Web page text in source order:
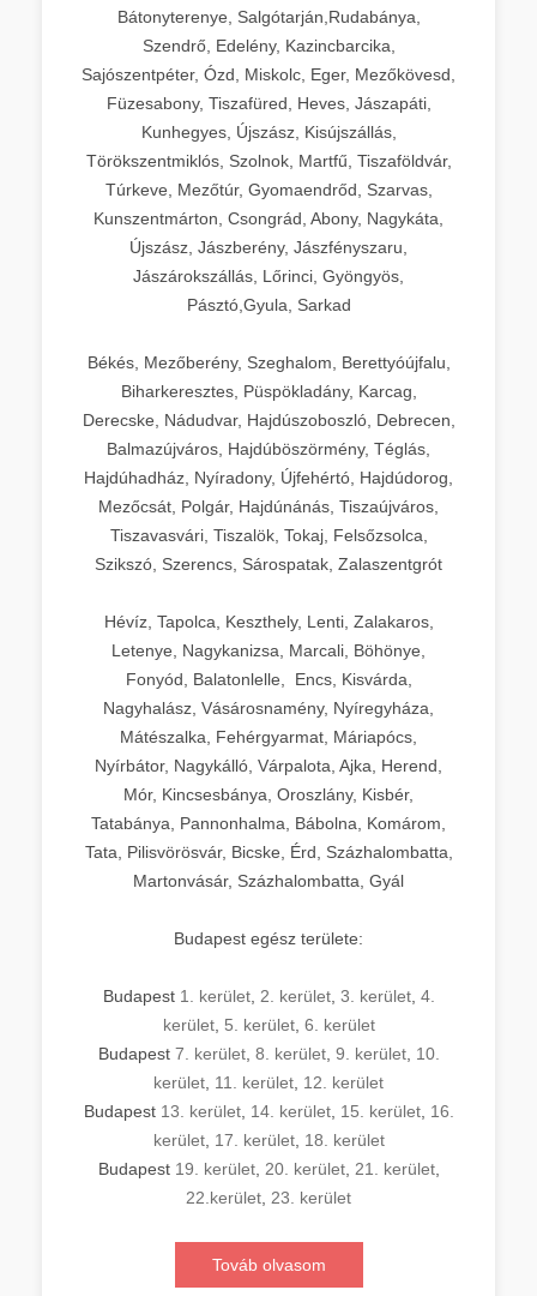
Bátonyterenye, Salgótarján,Rudabánya,
Szendrő, Edelény, Kazincbarcika,
Sajószentpéter, Ózd, Miskolc, Eger, Mezőkövesd,
Füzesabony, Tiszafüred, Heves, Jászapáti,
Kunhegyes, Újszász, Kisújszállás,
Törökszentmiklós, Szolnok, Martfű, Tiszaföldvár,
Túrkeve, Mezőtúr, Gyomaendrőd, Szarvas,
Kunszentmárton, Csongrád, Abony, Nagykáta,
Újszász, Jászberény, Jászfényszaru,
Jászárokszállás, Lőrinci, Gyöngyös,
Pásztó,Gyula, Sarkad
Békés, Mezőberény, Szeghalom, Berettyóújfalu,
Biharkeresztes, Püspökladány, Karcag,
Derecske, Nádudvar, Hajdúszoboszló, Debrecen,
Balmazújváros, Hajdúböszörmény, Téglás,
Hajdúhadház, Nyíradony, Újfehértó, Hajdúdorog,
Mezőcsát, Polgár, Hajdúnánás, Tiszaújváros,
Tiszavasvári, Tiszalök, Tokaj, Felsőzsolca,
Szikszó, Szerencs, Sárospatak, Zalaszentgrót
Hévíz, Tapolca, Keszthely, Lenti, Zalakaros,
Letenye, Nagykanizsa, Marcali, Böhönye,
Fonyód, Balatonlelle, Encs, Kisvárda,
Nagyhalász, Vásárosnamény, Nyíregyháza,
Mátészalka, Fehérgyarmat, Máriapócs,
Nyírbátor, Nagykálló, Várpalota, Ajka, Herend,
Mór, Kincsesbánya, Oroszlány, Kisbér,
Tatabánya, Pannonhalma, Bábolna, Komárom,
Tata, Pilisvörösvár, Bicske, Érd, Százhalombatta,
Martonvásár, Százhalombatta, Gyál
Budapest egész területe:
Budapest 1. kerület, 2. kerület, 3. kerület, 4.
kerület, 5. kerület, 6. kerület
Budapest 7. kerület, 8. kerület, 9. kerület, 10.
kerület 11. kerület 12. kerület
Budapest 13. kerület, 14. kerület, 15. kerület, 16.
kerület, 17. kerület, 18. kerület
Budapest 19. kerület, 20. kerület, 21. kerület,
22.kerület 23. kerület
Továb olvasom